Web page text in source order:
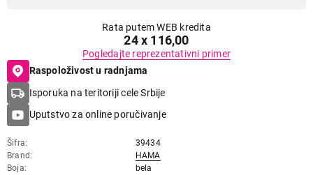
Rata putem WEB kredita
24 x 116,00
Pogledajte reprezentativni primer
Raspoloživost u radnjama
Isporuka na teritoriji cele Srbije
Uputstvo za online poručivanje
Šifra
39434
Brand
HAMA
Boja
bela